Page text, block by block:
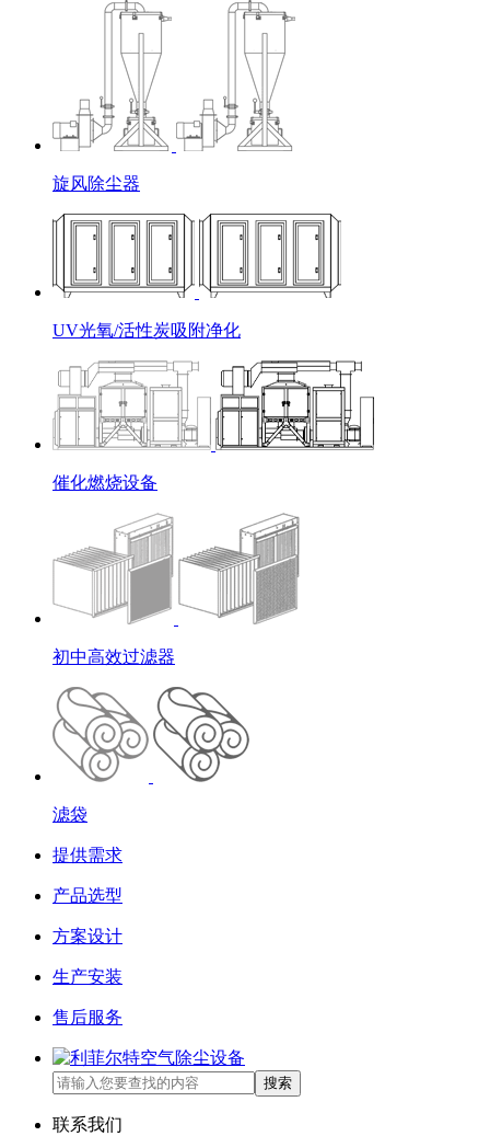
旋风除尘器
UV光氧/活性炭吸附净化
催化燃烧设备
初中高效过滤器
滤袋
提供需求
产品选型
方案设计
生产安装
售后服务
搜索
联系我们